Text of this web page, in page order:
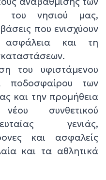
του νησιού μας,
που ενισχύουν
ασφάλεια και τη
του υφιστάμενου
ποδοσφαίρου των
και την προμήθεια
συνθετικού
γενιάς,
και ασφαλείς
και τα αθλητικά